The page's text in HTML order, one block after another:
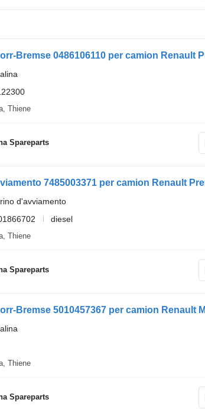
Bremse 0486106110 per camion Renault
Thiene
Spareparts
7485003371 per camion Renault
d'avviamento
diesel
Thiene
Spareparts
Bremse 5010457367 per camion Renault
Thiene
Spareparts